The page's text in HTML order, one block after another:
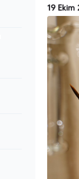
19 Ekim